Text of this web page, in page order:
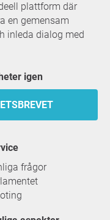
plattform där
en gemensam
inleda dialog med
igen
frågor